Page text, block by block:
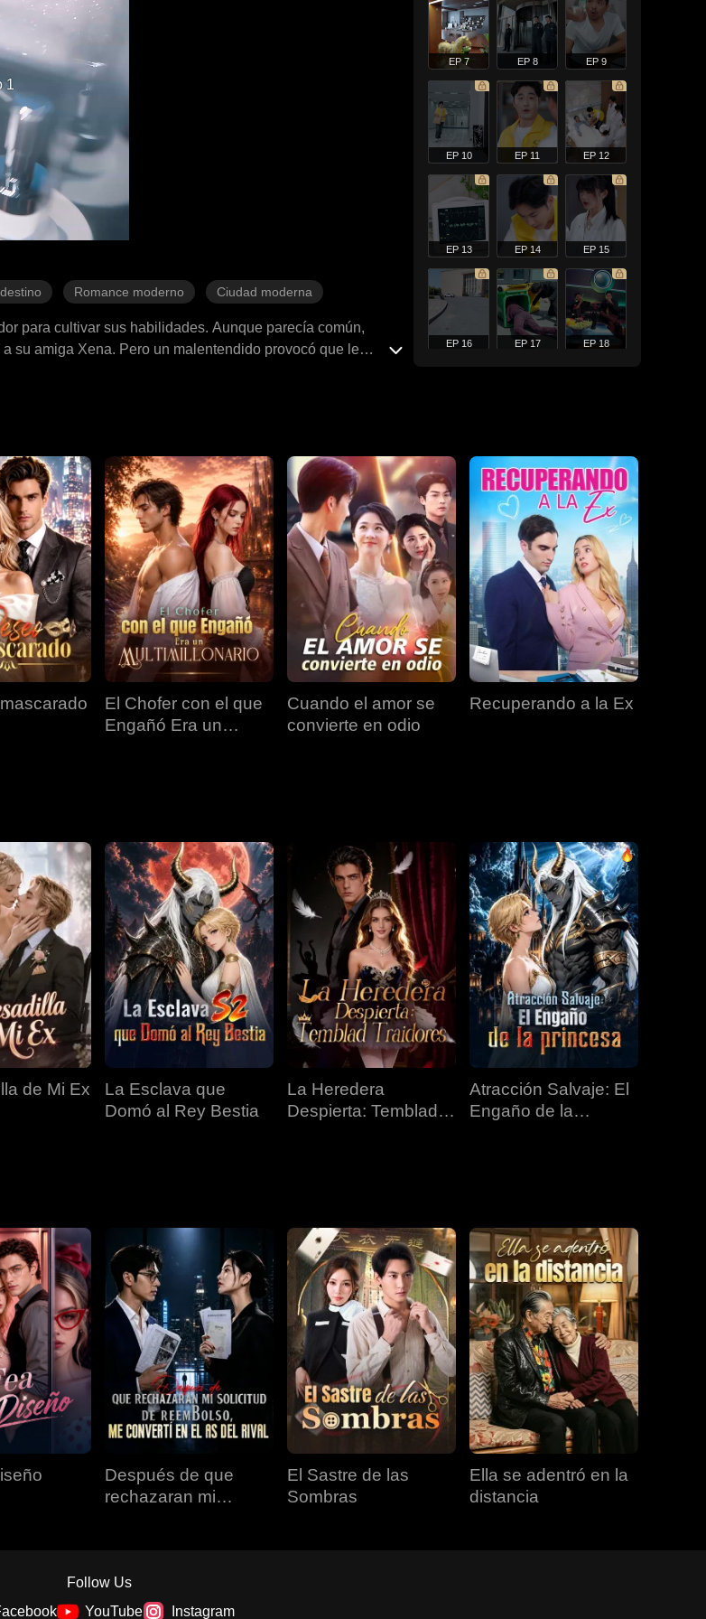
1
Romance moderno Ciudad moderna
para cultivar sus habilidades. Aunque parecía común,
su amiga Xena. Pero un malentendido provocó que le
EP 7 EP 8 EP 9
EP 10 EP 11 EP 12
EP 13 EP 14 EP 15
EP 16 EP 17 EP 18
EP 23 EP 24
EP 25 EP 27
EP 34 EP 35 EP 36
EP 37 EP 38 EP 39
EP 40
El Chofer con el que
Engañó Era un
Cuando el amor se
convierte en odio
Recuperando a la Ex
de Mi Ex
La Esclava que
Domó al Rey Bestia
La Heredera
Despierta: Temblad
Atracción Salvaje: El
Engaño de la
Después de que
rechazaran mi
rival
El Sastre de las
Sombras
Ella se adentró en la
distancia
Follow Us
YouTube Instagram